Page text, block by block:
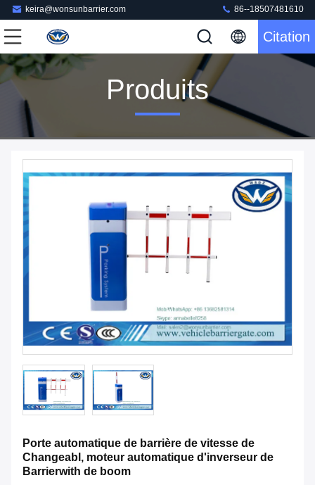
keira@wonsunbarrier.com 86--18507481610
Citation
Produits
Porte automatique de barrière de vitesse de
Changeabl, moteur automatique d'inverseur de
Barrierwith de boom